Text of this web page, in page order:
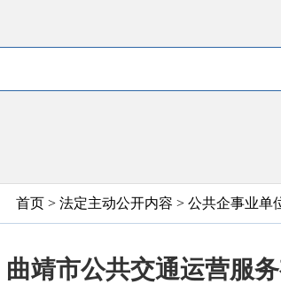
首页 > 法定主动公开内容 > 公共企事业单
曲靖市公共交通运营服